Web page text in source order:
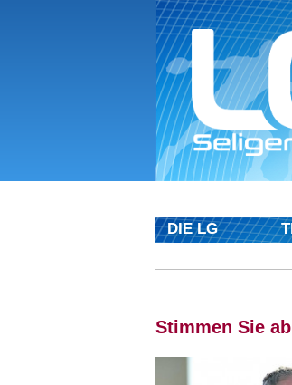
DIE LG
Stimmen Sie